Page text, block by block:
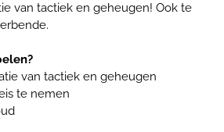
van tactiek en geheugen! Ook te
van tactiek en geheugen
te nemen